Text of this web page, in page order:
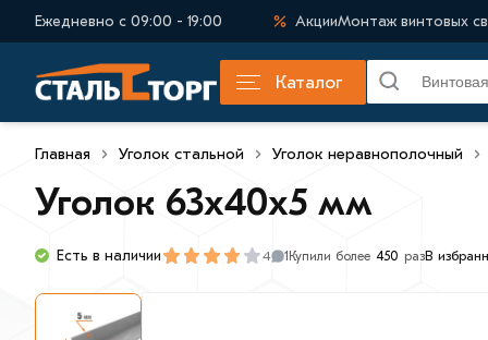
Ежедневно с 09:00 - 19:00 АкцииМонтаж винтовых
Каталог
Главная Уголок стальной Уголок неравнополочный
Уголок 63х40х5 мм
Есть в наличии 4 1Купили более 450 разВ